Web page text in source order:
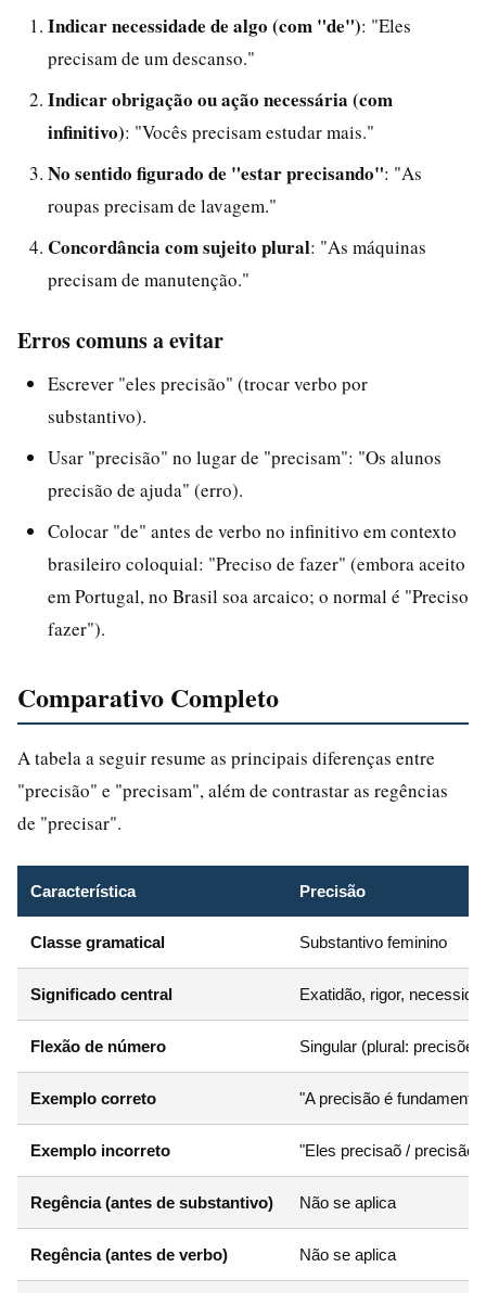
Indicar necessidade de algo (com "de"): "Eles
precisam de um descanso."
Indicar obrigação ou ação necessária (com
infinitivo): "Vocês precisam estudar mais."
No sentido figurado de "estar precisando": "As
roupas precisam de lavagem."
Concordância com sujeito plural: "As máquinas
precisam de manutenção."
Erros comuns a evitar
Escrever "eles precisão" (trocar verbo por
substantivo).
Usar "precisão" no lugar de "precisam": "Os alunos
precisão de ajuda" (erro).
Colocar "de" antes de verbo no infinitivo em contexto
brasileiro coloquial: "Preciso de fazer" (embora aceito
em Portugal, no Brasil soa arcaico; o normal é "Preciso
fazer").
Comparativo Completo
A tabela a seguir resume as principais diferenças entre
"precisão" e "precisam", além de contrastar as regências
de "precisar".
Característica Precisão
Classe gramatical Substantivo feminino
Significado central Exatidão, rigor,
Flexão de número Singular (plural:
Exemplo correto "A precisão é
Exemplo incorreto "Eles precisaõ / precisão."
Regência (antes de substantivo) Não se aplica
Regência (antes de verbo) Não se aplica